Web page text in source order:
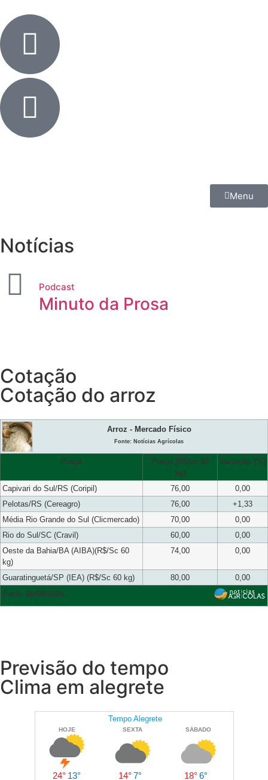
Menu
Notícias
Podcast
Minuto da Prosa
Cotação
Cotação do arroz
Arroz - Mercado Físico
Fonte: Notícias Agrícolas
Praça
Preço (R$/sc 50
kg)
Variação (%)
Capivari do Sul/RS (Coripil) 76,00
0,00
Pelotas/RS (Cereagro)
76,00
+1,33
Média Rio Grande do Sul (Clicmercado)
70,00
0,00
Rio do Sul/SC (Cravil)
60,00
0,00
Oeste da Bahia/BA (AIBA)(R$/Sc 60
kg)
74,00 0,00
Guaratinguetá/SP (IEA) (R$/Sc 60 kg) 80,00
0,00
Fech. 06/08/2026
Previsão do tempo
Clima em alegrete